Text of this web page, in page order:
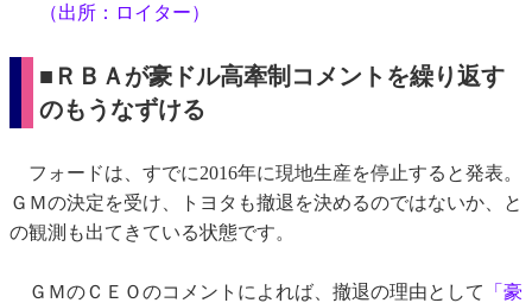
（出所：ロイター）
■ＲＢＡが豪ドル高牽制コメントを繰り返す
のもうなずける
フォードは、すでに2016年に現地生産を停止すると発表。
ＧＭの決定を受け、トヨタも撤退を決めるのではないか、と
の観測も出てきている状態です。
ＧＭのＣＥＯのコメントによれば、撤退の理由として
「豪